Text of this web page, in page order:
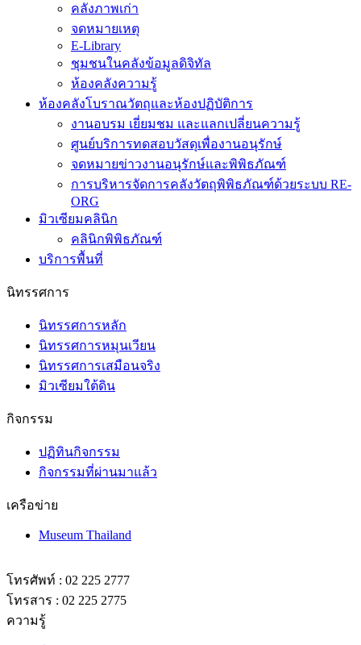
คลังภาพเก่า
จดหมายเหตุ
E-Library
ชุมชนในคลังข้อมูลดิจิทัล
ห้องคลังความรู้
ห้องคลังโบราณวัตถุและห้องปฏิบัติการ
งานอบรม เยี่ยมชม และแลกเปลี่ยนความรู้
ศูนย์บริการทดสอบวัสดุเพื่องานอนุรักษ์
จดหมายข่าวงานอนุรักษ์และพิพิธภัณฑ์
การบริหารจัดการคลังวัตถุพิพิธภัณฑ์ด้วยระบบ RE-
ORG
มิวเซียมคลินิก
คลินิกพิพิธภัณฑ์
บริการพื้นที่
นิทรรศการ
นิทรรศการหลัก
นิทรรศการหมุนเวียน
นิทรรศการเสมือนจริง
มิวเซียมใต้ดิน
กิจกรรม
ปฏิทินกิจกรรม
กิจกรรมที่ผ่านมาแล้ว
เครือข่าย
Museum Thailand
โทรศัพท์ : 02 225 2777
โทรสาร : 02 225 2775
ความรู้